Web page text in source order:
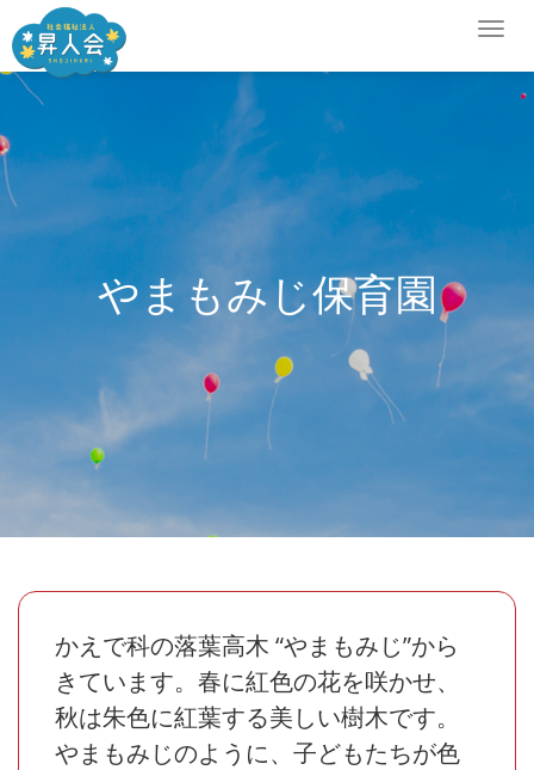
やまもみじ保育園
かえで科の落葉高木 “やまもみじ”から
きています。春に紅色の花を咲かせ、
秋は朱色に紅葉する美しい樹木です。
やまもみじのように、子どもたちが色